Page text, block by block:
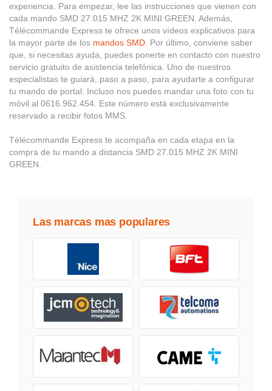
experiencia. Para empezar, lee las instrucciones que vienen con
cada mando SMD 27.015 MHZ 2K MINI GREEN. Además,
Télécommande Express te ofrece unos vídeos explicativos para
la mayor parte de los mandos SMD . Por último, conviene saber
que, si necesitas ayuda, puedes ponerte en contacto con nuestro
servicio gratuito de asistencia telefónica. Uno de nuestros
especialistas te guiará, paso a paso, para ayudarte a configurar
tu mando de portal. Incluso nos puedes mandar una foto con tu
móvil al 0616.962.454. Este número está exclusivamente
reservado a recibir fotos MMS.
Télécommande Express te acompaña en cada etapa en la
compra de tu mando a distancia SMD 27.015 MHZ 2K MINI
GREEN.
Las marcas mas populares